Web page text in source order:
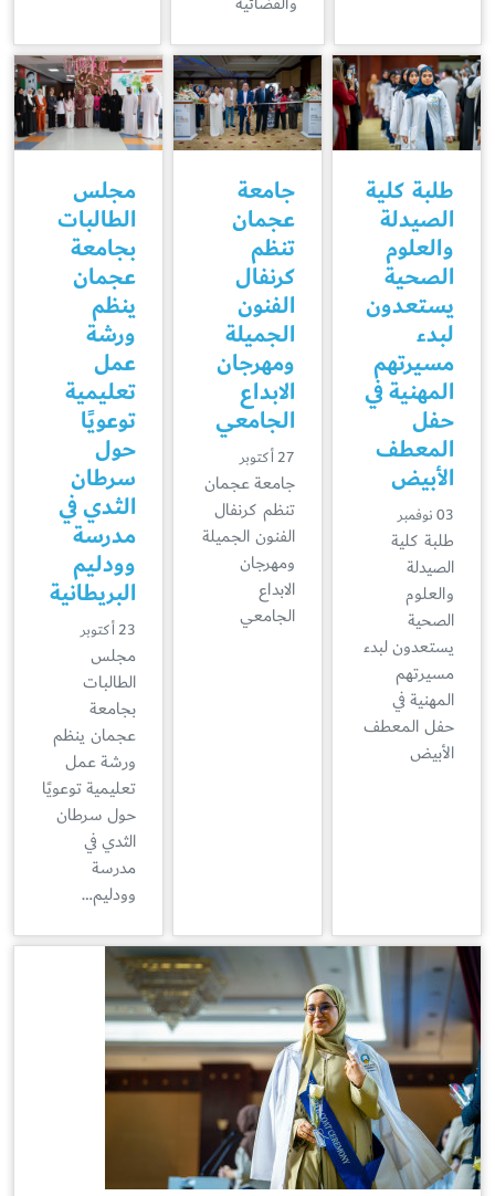
طلبة كلية
الصيدلة
والعلوم
الصحية
يستعدون
لبدء
مسيرتهم
المهنية في
حفل
المعطف
الأبيض
03 نوفمبر
طلبة كلية
الصيدلة
والعلوم
الصحية
يستعدون لبدء
مسيرتهم
المهنية في
حفل المعطف
الأبيض
جامعة
عجمان
تنظم
كرنفال
الفنون
الجميلة
ومهرجان
الابداع
الجامعي
27 أكتوبر
جامعة عجمان
تنظم كرنفال
الفنون الجميلة
ومهرجان
الابداع
الجامعي
مجلس
الطالبات
بجامعة
عجمان
ينظم
ورشة
عمل
تعليمية
توعويًا
حول
سرطان
الثدي في
مدرسة
وودليم
البريطانية
23 أكتوبر
مجلس
الطالبات
بجامعة
عجمان ينظم
ورشة عمل
تعليمية توعويًا
حول سرطان
الثدي في
مدرسة
وودليم…